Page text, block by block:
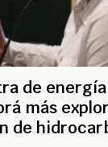
de
más
de